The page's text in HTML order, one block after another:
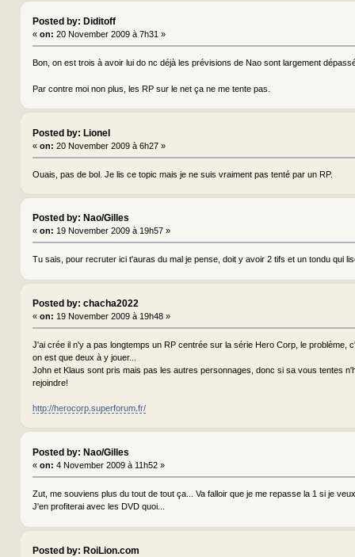
Posted by: Diditoff
« on: 20 November 2009 à 7h31 »
Bon, on est trois à avoir lui do nc déjà les prévisions de Nao sont largement
Par contre moi non plus, les RP sur le net ça ne me tente pas.
Posted by: Lionel
« on: 20 November 2009 à 6h27 »
Ouais, pas de bol. Je lis ce topic mais je ne suis vraiment pas tenté par un RP.
Posted by: Nao/Gilles
« on: 19 November 2009 à 19h57 »
Tu sais, pour recruter ici t'auras du mal je pense, doit y avoir 2 tifs et un tondu qui
Posted by: chacha2022
« on: 19 November 2009 à 19h48 »
J'ai crée il n'y a pas longtemps un RP centrée sur la série Hero Corp, le problème,
on est que deux à y jouer...
John et Klaus sont pris mais pas les autres personnages, donc si sa vous tentes
rejoindre!
http://herocorp.superforum.fr/
Posted by: Nao/Gilles
« on: 4 November 2009 à 11h52 »
Zut, me souviens plus du tout de tout ça... Va falloir que je me repasse la 1 si je
J'en profiterai avec les DVD quoi...
Posted by: RoiLion.com